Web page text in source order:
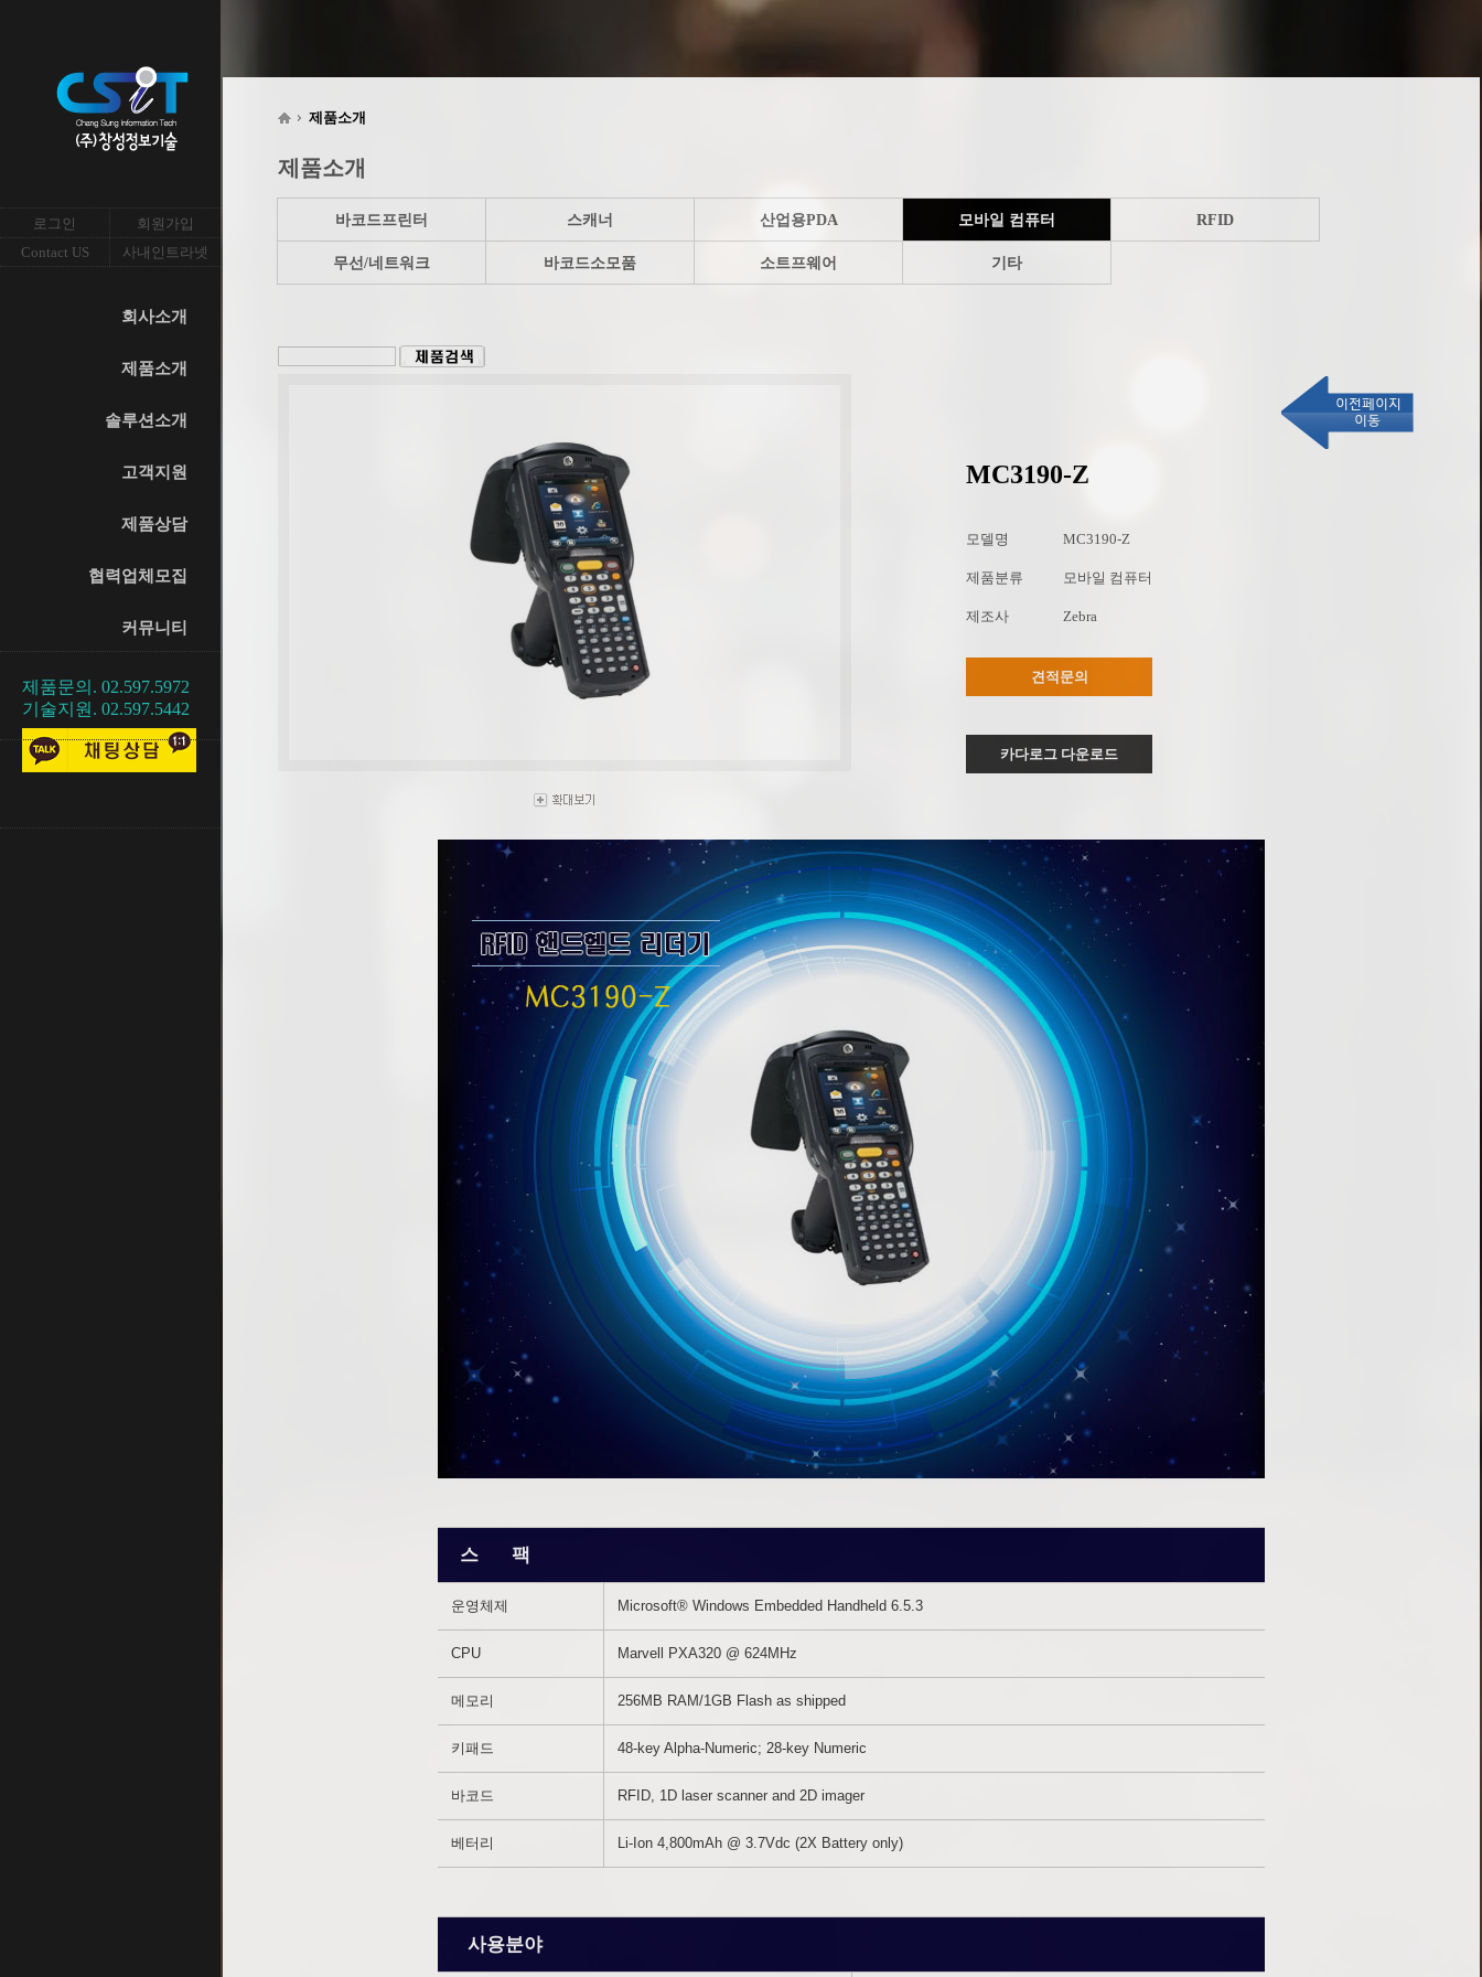
로그인
회원가입
Contact US
사내인트라넷
회사소개
제품소개
솔루션소개
고객지원
제품상담
협력업체모집
커뮤니티
제품문의. 02.597.5972
기술지원. 02.597.5442
제품소개
제품소개
바코드프린터 스캐너 산업용PDA 모바일 컴퓨터 RFID
무선/네트워크 바코드소모품 소트프웨어 기타
MC3190-Z
모델명 MC3190-Z
제품분류 모바일 컴퓨터
제조사 Zebra
견적문의
카다로그 다운로드
스 팩
운영체제 Microsoft® Windows Embedded Handheld 6.5.3
CPU Marvell PXA320 @ 624MHz
메모리 256MB RAM/1GB Flash as shipped
키패드 48-key Alpha-Numeric; 28-key Numeric
바코드 RFID, 1D laser scanner and 2D imager
베터리 Li-Ion 4,800mAh @ 3.7Vdc (2X Battery only)
사용분야